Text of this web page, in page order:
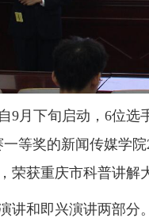
9月下旬启动，6位选
等奖的新闻传媒学
荣获重庆市科普讲解
讲和即兴演讲两部分